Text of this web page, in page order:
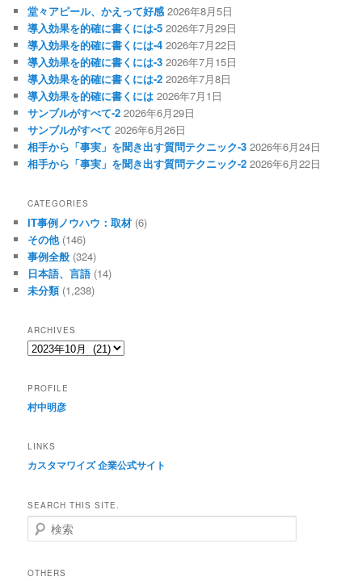
堂々アピール、かえって好感 2026年8月5日
導入効果を的確に書くには-5 2026年7月29日
導入効果を的確に書くには-4 2026年7月22日
導入効果を的確に書くには-3 2026年7月15日
導入効果を的確に書くには-2 2026年7月8日
導入効果を的確に書くには 2026年7月1日
サンブルがすべて-2 2026年6月29日
サンブルがすべて 2026年6月26日
相手から「事実」を聞き出す質問テクニック-3 2026年6月24日
相手から「事実」を聞き出す質問テクニック-2 2026年6月22日
CATEGORIES
IT事例ノウハウ：取材 (6)
その他(146)
事例全般 (324)
日本語、言語(14)
未分類(1,238)
ARCHIVES
archives
PROFILE
村中明彦
LINKS
カスタマワイズ 企業公式サイト
SEARCH THIS SITE.
検
索
OTHERS